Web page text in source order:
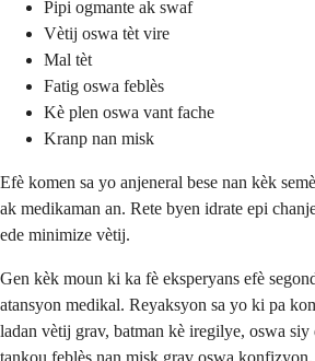
Pipi ogmante ak swaf
Vètij oswa tèt vire
Mal tèt
Fatig oswa feblès
Kè plen oswa vant fache
Kranp nan misk
Efè komen sa yo anjeneral bese nan kèk
ak medikaman an. Rete byen idrate epi
ede minimize vètij.
Gen kèk moun ki ka fè eksperyans efè
atansyon medikal. Reyaksyon sa yo ki pa
ladan vètij grav, batman kè iregilye, oswa
tankou feblès nan misk grav oswa konfizyon.